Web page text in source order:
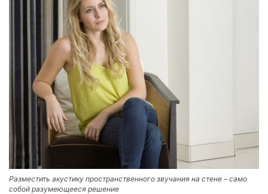
Разместить акустику пространственного звучания на стене – само
собой разумеющееся решение